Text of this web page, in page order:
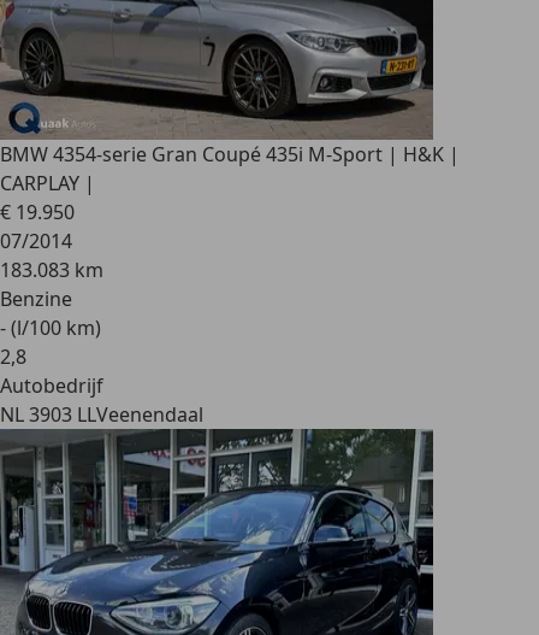
BMW 4354-serie Gran Coupé 435i M-Sport | H&K |
CARPLAY |
€ 19.950
07/2014
183.083 km
Benzine
- (l/100 km)
2,8
Autobedrijf
NL 3903 LLVeenendaal